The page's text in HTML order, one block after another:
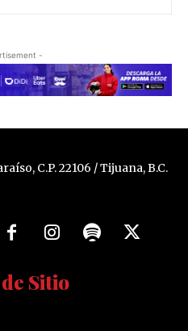
-
C.P. 22106 / Tijuana, B.C.
Sitio